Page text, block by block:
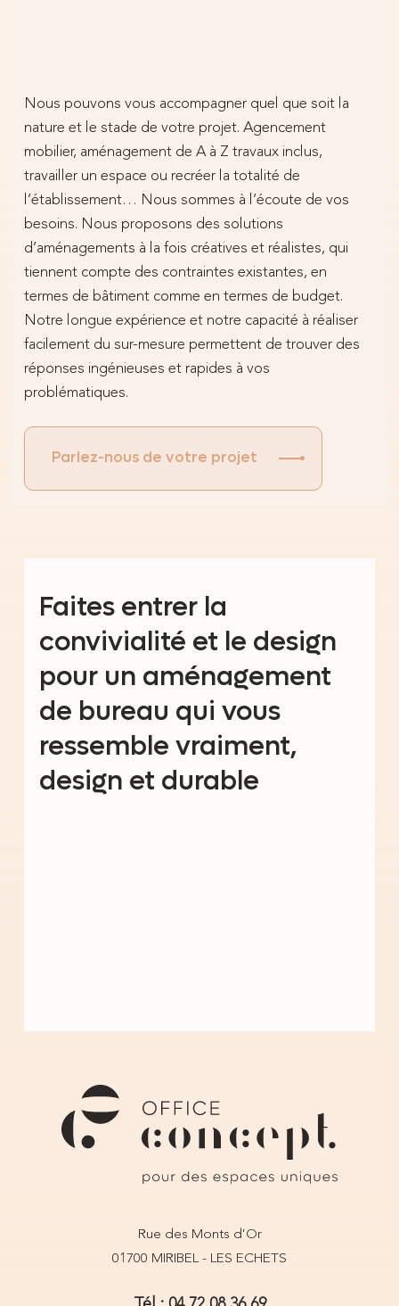
Nous pouvons vous accompagner quel que soit la
nature et le stade de votre projet. Agencement
mobilier, aménagement de A à Z travaux inclus,
travailler un espace ou recréer la totalité de
l’établissement… Nous sommes à l’écoute de vos
besoins. Nous proposons des solutions
d’aménagements à la fois créatives et réalistes, qui
tiennent compte des contraintes existantes, en
termes de bâtiment comme en termes de budget.
Notre longue expérience et notre capacité à réaliser
facilement du sur-mesure permettent de trouver des
réponses ingénieuses et rapides à vos
problématiques.
Parlez-nous de votre projet
Faites entrer la
convivialité et le design
pour un aménagement
de bureau qui vous
ressemble vraiment,
design et durable
Rue des Monts d'Or
01700 MIRIBEL - LES ECHETS